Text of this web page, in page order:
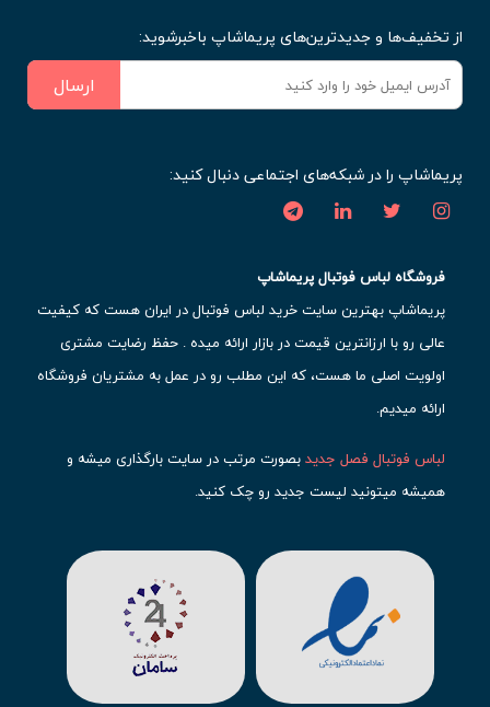
از تخفیف‌ها و جدیدترین‌های پریماشاپ باخبرشوید:
ارسال
پریماشاپ را در شبکه‌های اجتماعی دنبال کنید:
فروشگاه لباس فوتبال پریماشاپ
پریماشاپ بهترین سایت خرید لباس فوتبال در ایران هست که کیفیت
عالی رو با ارزانترین قیمت در بازار ارائه میده . حفظ رضایت مشتری
اولویت اصلی ما هست، که این مطلب رو در عمل به مشتریان فروشگاه
ارائه میدیم.
لباس فوتبال فصل جدیدبصورت مرتب در سایت بارگذاری میشه و
همیشه میتونید لیست جدید رو چک کنید.
حتما مشاهده کنید که قطعا برای تیم های مطرح دنیای فوتبال، تعداد
بیشتری محصول موجود میشه. این مورد شامل
لباس رئال مادرید
لباس اینتر میامی لباس منچستر سیتی
آث میلان میشه.